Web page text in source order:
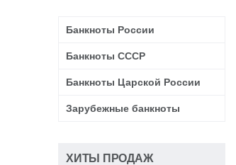
Банкноты России
Банкноты СССР
Банкноты Царской России
Зарубежные банкноты
ХИТЫ ПРОДАЖ